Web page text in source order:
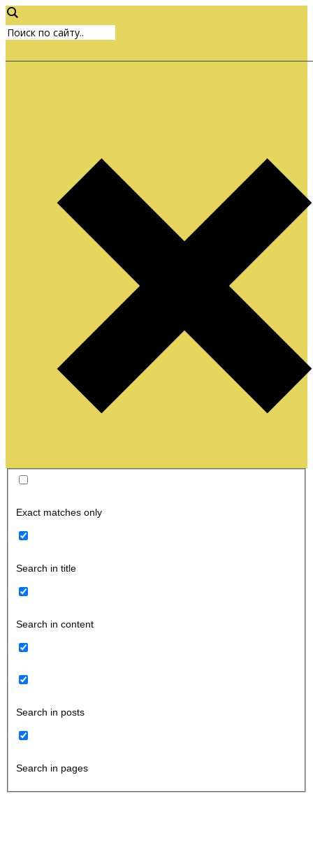
Exact matches only
Search in title
Search in content
Search in posts
Search in pages